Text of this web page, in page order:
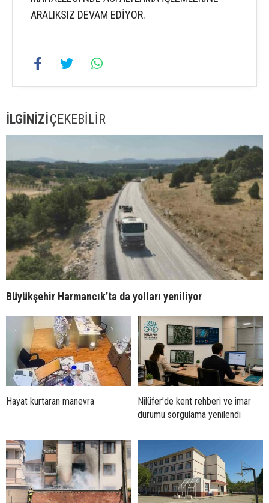
ARALIKSIZ DEVAM EDİYOR.
İLGİNİZİÇEKEBİLİR
Büyükşehir Harmancık’ta da yolları yeniliyor
Hayat kurtaran manevra
Nilüfer’de kent rehberi ve imar
durumu sorgulama yenilendi